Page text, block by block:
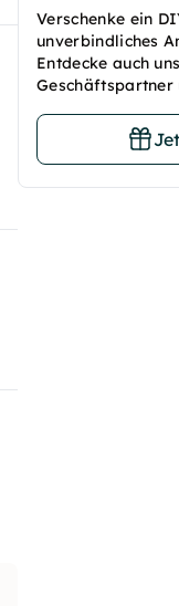
Verschenke ein
unverbindliches
Entdecke auch